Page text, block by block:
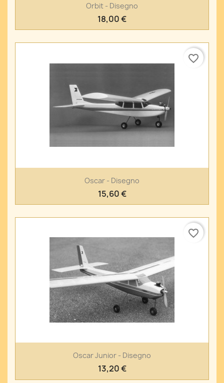
Orbit - Disegno
18,00 €
Oscar - Disegno
15,60 €
favorite_border
Oscar Junior - Disegno
13,20 €
favorite_border